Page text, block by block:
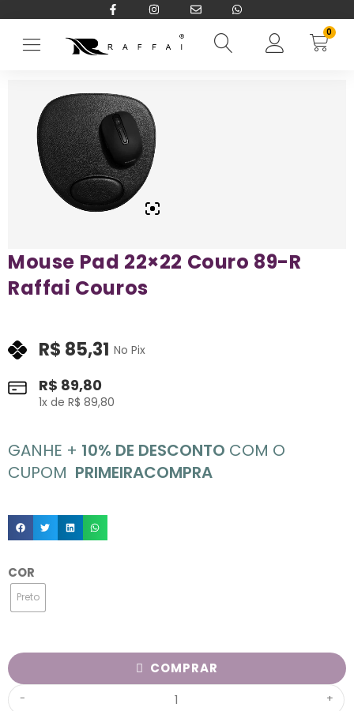
0
Acessórios
Mouse Pad 22×22 Couro 89-R
Raffai Couros
R$ 89,80
1x de R$ 89,80
R$ 85,31 No Pix
GANHE + 10% DE DESCONTO COM O
CUPOM PRIMEIRACOMPRA
COR
Preto
- +
COMPRAR